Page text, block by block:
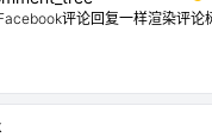
评论回复一样渲染评论